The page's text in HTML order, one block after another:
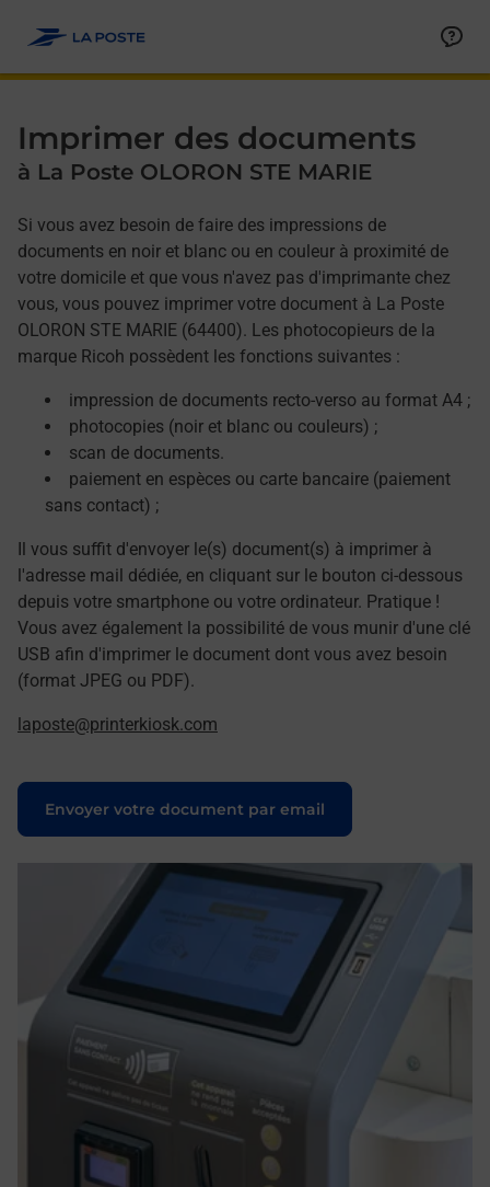
Imprimer des documents
à La Poste OLORON STE MARIE
Si vous avez besoin de faire des impressions de
documents en noir et blanc ou en couleur à proximité de
votre domicile et que vous n'avez pas d'imprimante chez
vous, vous pouvez imprimer votre document à La Poste
OLORON STE MARIE (64400). Les photocopieurs de la
marque Ricoh possèdent les fonctions suivantes :
impression de documents recto-verso au format A4 ;
photocopies (noir et blanc ou couleurs) ;
scan de documents.
paiement en espèces ou carte bancaire (paiement
sans contact) ;
Il vous suffit d'envoyer le(s) document(s) à imprimer à
l'adresse mail dédiée, en cliquant sur le bouton ci-dessous
depuis votre smartphone ou votre ordinateur. Pratique !
Vous avez également la possibilité de vous munir d'une clé
USB afin d'imprimer le document dont vous avez besoin
(format JPEG ou PDF).
laposte@printerkiosk.com
Envoyer votre document par email
Le lien s'ouvre dans un nouvel onglet